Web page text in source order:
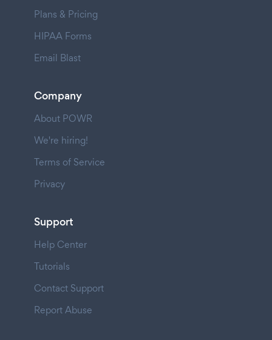
Plans & Pricing
HIPAA Forms
Email Blast
Company
About POWR
We're hiring!
Terms of Service
Privacy
Support
Help Center
Tutorials
Contact Support
Report Abuse